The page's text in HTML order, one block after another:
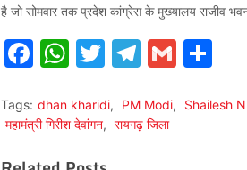
है जो सोमवार तक प्रदेश कांग्रेस के मुख्यालय राजीव
Facebook
WhatsApp
Twitter
Tags: dhan kharidi, PM Modi,
Shailesh
महामंत्री गिरीश देवांगन, रायगढ़ जिला